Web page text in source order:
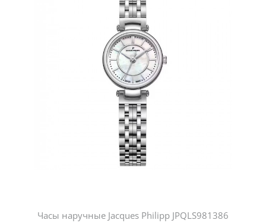
Часы наручные Jacques Philipp JPQLS981386